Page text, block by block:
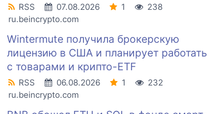
RSS 07.08.2026 1
238
ru.beincrypto.com
Wintermute получила брокерскую
лицензию в США и планирует работать
с товарами и крипто-ETF
RSS 06.08.2026 1
232
ru.beincrypto.com